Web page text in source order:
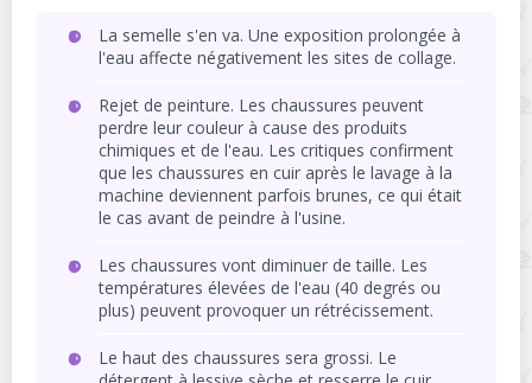
La semelle s'en va. Une exposition prolongée à
l'eau affecte négativement les sites de collage.
Rejet de peinture. Les chaussures peuvent
perdre leur couleur à cause des produits
chimiques et de l'eau. Les critiques confirment
que les chaussures en cuir après le lavage à la
machine deviennent parfois brunes, ce qui était
le cas avant de peindre à l'usine.
Les chaussures vont diminuer de taille. Les
températures élevées de l'eau (40 degrés ou
plus) peuvent provoquer un rétrécissement.
Le haut des chaussures sera grossi. Le